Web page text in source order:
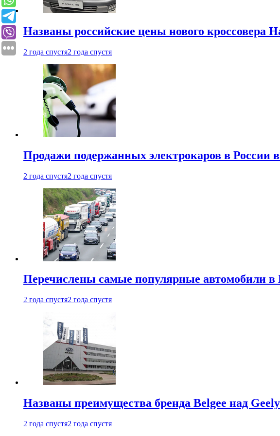
Названы российские цены нового кроссовера
2 года спустя2 года спустя
Продажи подержанных электрокаров в России
2 года спустя2 года спустя
Перечислены самые популярные автомобили в
2 года спустя2 года спустя
Названы преимущества бренда Belgee над Geely
2 года спустя2 года спустя